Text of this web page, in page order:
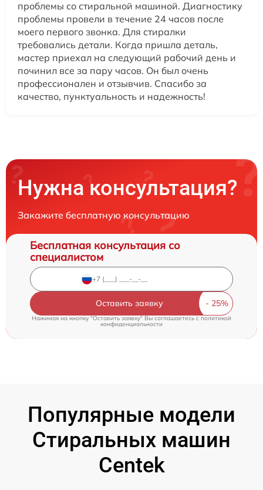
проблемы со стиральной машиной. Диагностику
проблемы провели в течение 24 часов после
моего первого звонка. Для стиралки
требовались детали. Когда пришла деталь,
мастер приехал на следующий рабочий день и
починил все за пару часов. Он был очень
профессионален и отзывчив. Спасибо за
качество, пунктуальность и надежность!
Нужна консультация?
Закажите бесплатную консультацию
Бесплатная консультация со
специалистом
Оставить заявку
Нажимая на кнопку "Оставить заявку" Вы соглашаетесь cполитикой
конфиденциальности
Популярные модели
Стиральных машин
Centek